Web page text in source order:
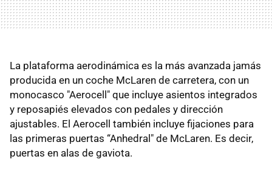
La plataforma aerodinámica es la más avanzada jamás
producida en un coche McLaren de carretera, con un
monocasco "Aerocell" que incluye asientos integrados
y reposapiés elevados con pedales y dirección
ajustables. El Aerocell también incluye fijaciones para
las primeras puertas “Anhedral" de McLaren. Es decir,
puertas en alas de gaviota.